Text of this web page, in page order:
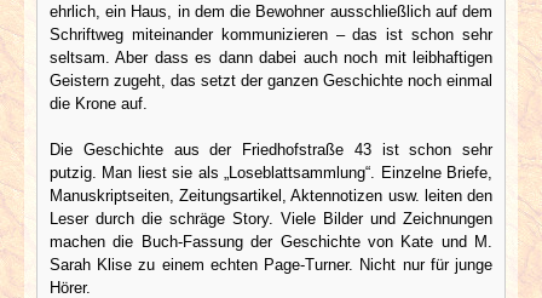
ehrlich, ein Haus, in dem die Bewohner ausschließlich auf dem
Schriftweg miteinander kommunizieren – das ist schon sehr
seltsam. Aber dass es dann dabei auch noch mit leibhaftigen
Geistern zugeht, das setzt der ganzen Geschichte noch einmal
die Krone auf.
Die Geschichte aus der Friedhofstraße 43 ist schon sehr
putzig. Man liest sie als „Loseblattsammlung“. Einzelne Briefe,
Manuskriptseiten, Zeitungsartikel, Aktennotizen usw. leiten den
Leser durch die schräge Story. Viele Bilder und Zeichnungen
machen die Buch-Fassung der Geschichte von Kate und M.
Sarah Klise zu einem echten Page-Turner. Nicht nur für junge
Hörer.